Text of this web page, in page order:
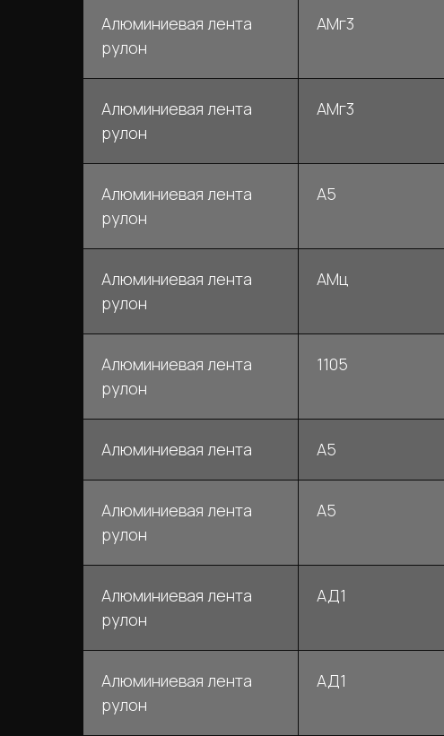
Алюминиевая лента
рулон
АМг3
Алюминиевая лента
рулон
АМг3
Алюминиевая лента
рулон
А5
Алюминиевая лента
рулон
АМц
Алюминиевая лента
рулон
1105
Алюминиевая лента А5
Алюминиевая лента
рулон
А5
Алюминиевая лента
рулон
АД1
Алюминиевая лента
рулон
АД1